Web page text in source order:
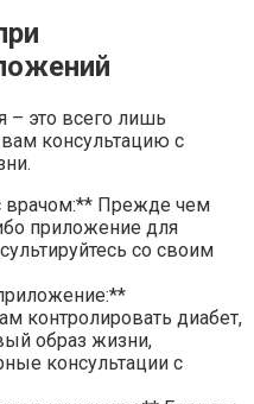
– это всего лишь
консультацию с
врачом:** Прежде чем
приложение для
со своим
контролировать диабет,
образ жизни,
консультации с